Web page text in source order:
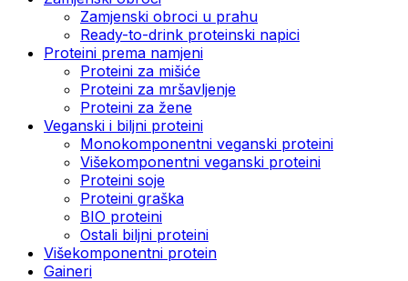
Zamjenski obroci u prahu
Ready-to-drink proteinski napici
Proteini prema namjeni
Proteini za mišiće
Proteini za mršavljenje
Proteini za žene
Veganski i biljni proteini
Monokomponentni veganski proteini
Višekomponentni veganski proteini
Proteini soje
Proteini graška
BIO proteini
Ostali biljni proteini
Višekomponentni protein
Gaineri